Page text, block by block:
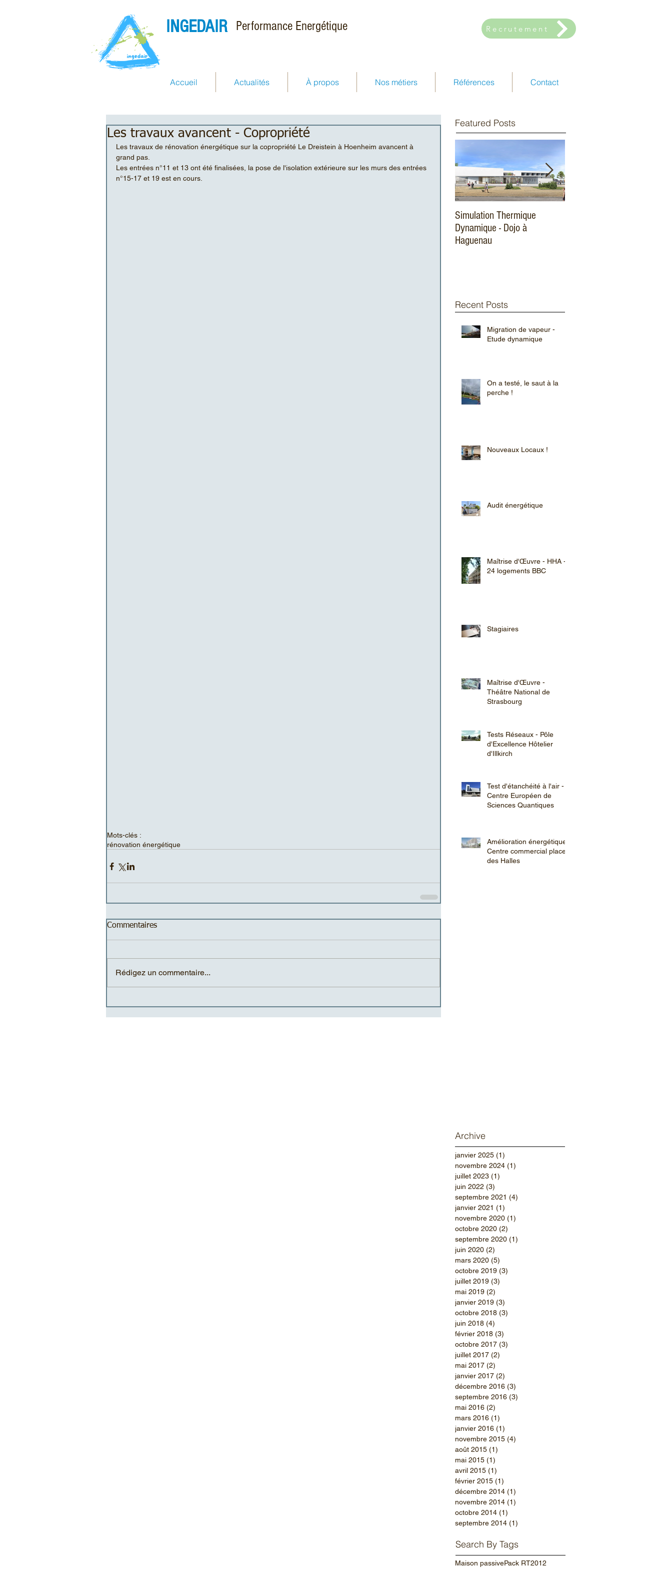
INGEDAIR Performance Energétique
Accueil Actualités À propos Nos métiers Références Contact
Recrutement
Les travaux avancent - Copropriété
Les travaux de rénovation énergétique sur la copropriété Le Dreistein à Hoenheim avancent à
grand pas.
Les entrées n°11 et 13 ont été finalisées, la pose de l'isolation extérieure sur les murs des entrées
n°15-17 et 19 est en cours.
Mots-clés :
rénovation énergétique
Commentaires
Rédigez un commentaire...
Featured Posts
Simulation Thermique
Dynamique - Dojo à
Haguenau
Recent Posts
Migration de vapeur -
Etude dynamique
On a testé, le saut à la
perche !
Nouveaux Locaux !
Audit énergétique
Maîtrise d'Œuvre - HHA -
24 logements BBC
Stagiaires
Maîtrise d'Œuvre -
Théâtre National de
Strasbourg
Tests Réseaux - Pôle
d'Excellence Hôtelier
d'Illkirch
Test d'étanchéité à l'air -
Centre Européen de
Sciences Quantiques
Amélioration énergétique -
Centre commercial place
des Halles
Archive
janvier 2025 (1)
novembre 2024 (1)
juillet 2023 (1)
juin 2022 (3)
septembre 2021 (4)
janvier 2021 (1)
novembre 2020 (1)
octobre 2020 (2)
septembre 2020 (1)
juin 2020 (2)
mars 2020 (5)
octobre 2019 (3)
juillet 2019 (3)
mai 2019 (2)
janvier 2019 (3)
octobre 2018 (3)
juin 2018 (4)
février 2018 (3)
octobre 2017 (3)
juillet 2017 (2)
mai 2017 (2)
janvier 2017 (2)
décembre 2016 (3)
septembre 2016 (3)
mai 2016 (2)
mars 2016 (1)
janvier 2016 (1)
novembre 2015 (4)
août 2015 (1)
mai 2015 (1)
avril 2015 (1)
février 2015 (1)
décembre 2014 (1)
novembre 2014 (1)
octobre 2014 (1)
septembre 2014 (1)
Search By Tags
Maison passivePack RT2012